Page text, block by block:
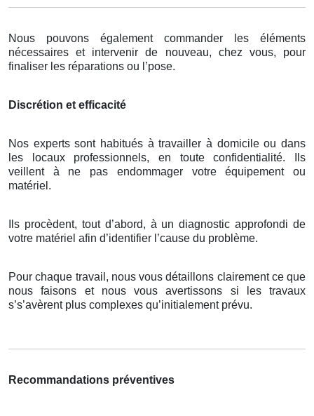
Nous pouvons également commander les éléments
nécessaires et intervenir de nouveau, chez vous, pour
finaliser les réparations ou l’pose.
Discrétion et efficacité
Nos experts sont habitués à travailler à domicile ou dans
les locaux professionnels, en toute confidentialité. Ils
veillent à ne pas endommager votre équipement ou
matériel.
Ils procèdent, tout d’abord, à un diagnostic approfondi de
votre matériel afin d’identifier l’cause du problème.
Pour chaque travail, nous vous détaillons clairement ce que
nous faisons et nous vous avertissons si les travaux
s’s’avèrent plus complexes qu’initialement prévu.
Recommandations préventives